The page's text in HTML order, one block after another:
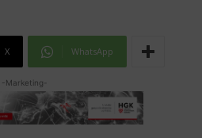
X WhatsApp
-Marketing-